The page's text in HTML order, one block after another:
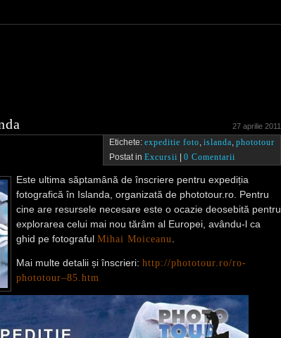
27 aprilie 2011
Etichete: expeditie foto, islanda, phototour
Postat in Excursii | 0 Comentarii
Este ultima săptamână de înscriere pentru expediția
fotografică în Islanda, organizată de phototour.ro. Pentru
cine are resursele necesare este o ocazie deosebită pentru
explorarea celui mai nou tărâm al Europei, avându-l ca
ghid pe fotograful Mihai Moiceanu
Mai multe detalii și înscrieri: http://phototour.ro/ro-
phototour–85.htm